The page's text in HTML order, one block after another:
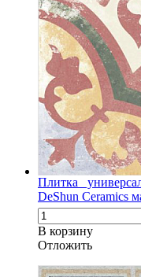
Плитка
DeShun Ceramics
В корзину
Oтложить